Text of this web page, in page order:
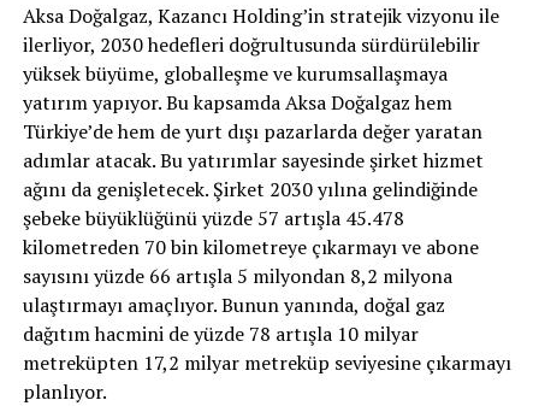
AksaDoğalgaz, Kazancı Holding’in stratejik vizyonu ile
ilerliyor, 2030 hedefleri doğrultusunda sürdürülebilir
yüksek büyüme, globalleşme ve kurumsallaşmaya
yatırım yapıyor. Bu kapsamdaAksaDoğalgaz hem
Türkiye’de hem de yurt dışı pazarlarda değer yaratan
adımlar atacak. Bu yatırımlar sayesinde şirket hizmet
ağını da genişletecek. Şirket 2030 yılına gelindiğinde
şebeke büyüklüğünü yüzde 57 artışla 45.478
kilometreden 70 bin kilometreye çıkarmayı ve abone
sayısını yüzde 66 artışla 5 milyondan 8,2 milyona
ulaştırmayı amaçlıyor. Bunun yanında, doğal gaz
dağıtım hacmini de yüzde 78 artışla 10 milyar
metreküpten 17,2 milyar metreküp seviyesine çıkarmayı
planlıyor.